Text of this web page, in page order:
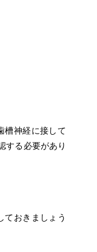
槽神経に接して
する必要があり
ておきましょう